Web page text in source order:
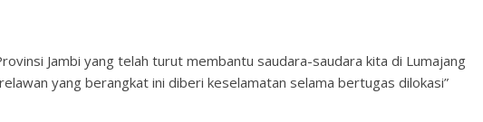
Jambi yang telah turut membantu saudara-saudara kita di Lumajang
yang berangkat ini diberi keselamatan selama bertugas dilokasi”